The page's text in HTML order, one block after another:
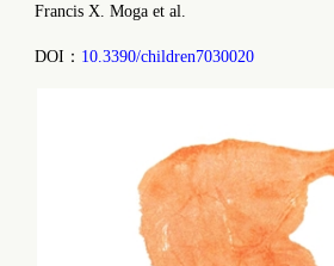
Francis X. Moga et al.
DOI： 10.3390/children7030020